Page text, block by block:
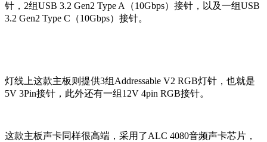
针，2组USB 3.2 Gen2 Type A（10Gbps）接针，以及一组USB
3.2 Gen2 Type C（10Gbps）接针。
灯线上这款主板则提供3组Addressable V2 RGB灯针，也就是
5V 3Pin接针，此外还有一组12V 4pin RGB接针。
这款主板声卡同样很高端，采用了ALC 4080音频声卡芯片，